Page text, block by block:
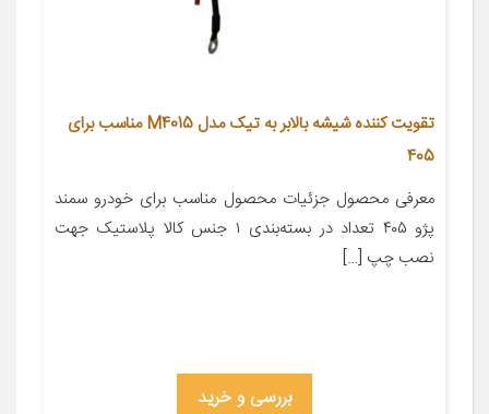
تقویت کننده شیشه بالابر به تیک مدل M4015 مناسب برای
405
معرفی محصول جزئیات محصول مناسب برای خودرو سمند
پژو ۴۰۵ تعداد در بسته‌بندی ۱ جنس کالا پلاستیک جهت
نصب چپ […]
بررسی و خرید